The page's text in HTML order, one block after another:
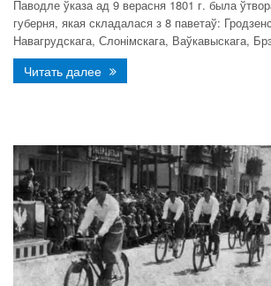
Паводле ўказа ад 9 верасня 1801 г. была
губерня, якая складалася з 8 паветаў:
Навагрудскага, Слонімскага, Ваўкавыскага,
Читать далее